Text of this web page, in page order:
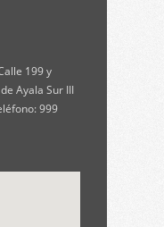
199 y
Ayala Sur III
999